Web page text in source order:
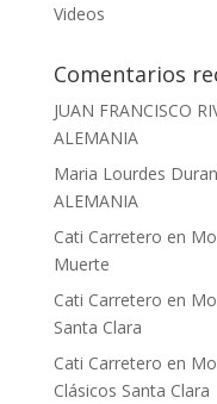
Videos
Comentarios
JUAN FRANCISCO
ALEMANIA
Maria Lourdes Duran
ALEMANIA
Cati Carretero en
Muerte
Cati Carretero en
Santa Clara
Cati Carretero en
Clásicos Santa Clara